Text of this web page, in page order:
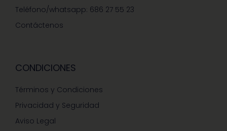
Teléfono/whatsapp: 686 27 55 23
Contáctenos
CONDICIONES
Términos y Condiciones
Privacidad y Seguridad
Aviso Legal